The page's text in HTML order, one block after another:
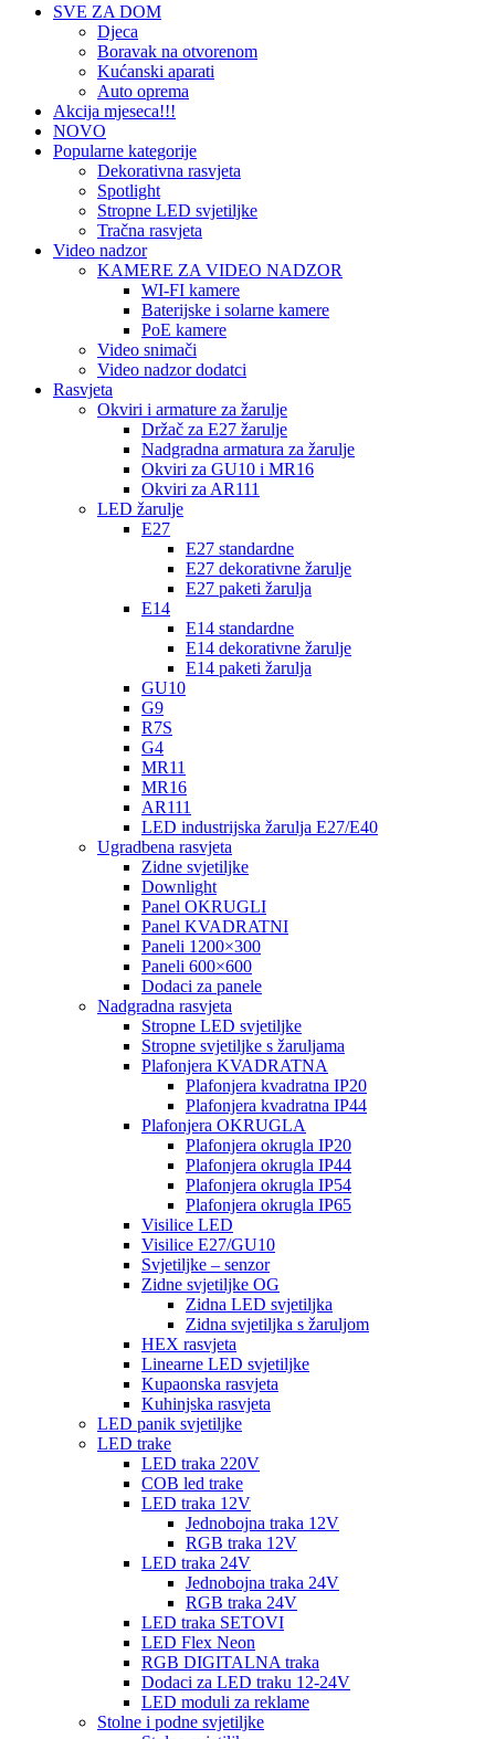
SVE ZA DOM
Djeca
Boravak na otvorenom
Kućanski aparati
Auto oprema
Akcija mjeseca!!!
NOVO
Popularne kategorije
Dekorativna rasvjeta
Spotlight
Stropne LED svjetiljke
Tračna rasvjeta
Video nadzor
KAMERE ZA VIDEO NADZOR
WI-FI kamere
Baterijske i solarne kamere
PoE kamere
Video snimači
Video nadzor dodatci
Rasvjeta
Okviri i armature za žarulje
Držač za E27 žarulje
Nadgradna armatura za žarulje
Okviri za GU10 i MR16
Okviri za AR111
LED žarulje
E27
E27 standardne
E27 dekorativne žarulje
E27 paketi žarulja
E14
E14 standardne
E14 dekorativne žarulje
E14 paketi žarulja
GU10
G9
R7S
G4
MR11
MR16
AR111
LED industrijska žarulja E27/E40
Ugradbena rasvjeta
Zidne svjetiljke
Downlight
Panel OKRUGLI
Panel KVADRATNI
Paneli 1200×300
Paneli 600×600
Dodaci za panele
Nadgradna rasvjeta
Stropne LED svjetiljke
Stropne svjetiljke s žaruljama
Plafonjera KVADRATNA
Plafonjera kvadratna IP20
Plafonjera kvadratna IP44
Plafonjera OKRUGLA
Plafonjera okrugla IP20
Plafonjera okrugla IP44
Plafonjera okrugla IP54
Plafonjera okrugla IP65
Visilice LED
Visilice E27/GU10
Svjetiljke – senzor
Zidne svjetiljke OG
Zidna LED svjetiljka
Zidna svjetiljka s žaruljom
HEX rasvjeta
Linearne LED svjetiljke
Kupaonska rasvjeta
Kuhinjska rasvjeta
LED panik svjetiljke
LED trake
LED traka 220V
COB led trake
LED traka 12V
Jednobojna traka 12V
RGB traka 12V
LED traka 24V
Jednobojna traka 24V
RGB traka 24V
LED traka SETOVI
LED Flex Neon
RGB DIGITALNA traka
Dodaci za LED traku 12-24V
LED moduli za reklame
Stolne i podne svjetiljke